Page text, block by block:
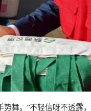
舞。“不轻信呀不透